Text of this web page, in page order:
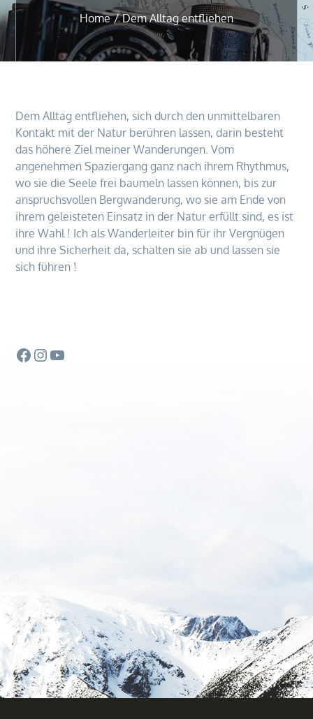
Home Dem Alltag entfliehen
Dem Alltag entfliehen, sich durch den unmittelbaren
Kontakt mit der Natur berühren lassen, darin besteht
das höhere Ziel meiner Wanderungen. Vom
angenehmen Spaziergang ganz nach ihrem Rhythmus,
wo sie die Seele frei baumeln lassen können, bis zur
anspruchsvollen Bergwanderung, wo sie am Ende von
ihrem geleisteten Einsatz in der Natur erfüllt sind, es ist
ihre Wahl ! Ich als Wanderleiter bin für ihr Vergnügen
und ihre Sicherheit da, schalten sie ab und lassen sie
sich führen !
Facebook
Instagram
YouTube